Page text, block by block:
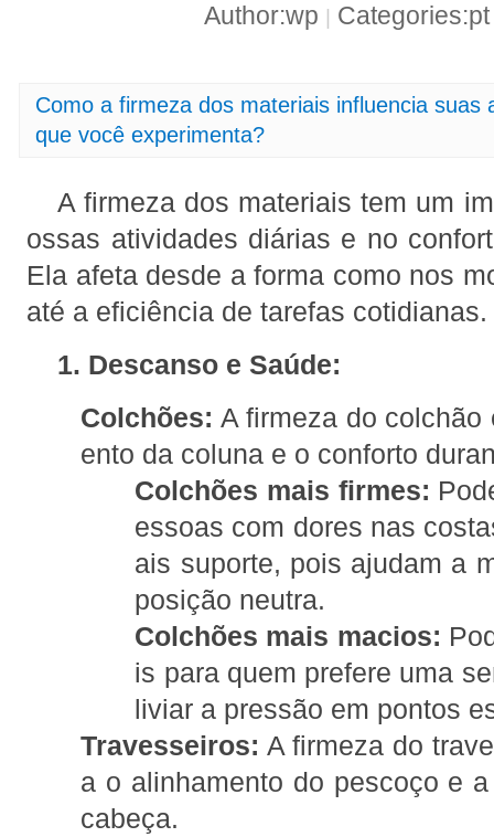
Author:wp |
Como a firmeza dos materiais influencia suas
que você experimenta?
A firmeza dos materiais tem um
ossas atividades diárias e no
Ela afeta desde a forma como nos
até a eficiência de tarefas
1. Descanso e Saúde:
Colchões: A firmeza do
ento da coluna e o conforto
Colchões mais firmes:
essoas com dores nas
ais suporte, pois ajudam a
posição neutra.
Colchões mais macios:
is para quem prefere uma
liviar a pressão em pontos
Travesseiros: A firmeza do
a o alinhamento do pescoço e
cabeça.